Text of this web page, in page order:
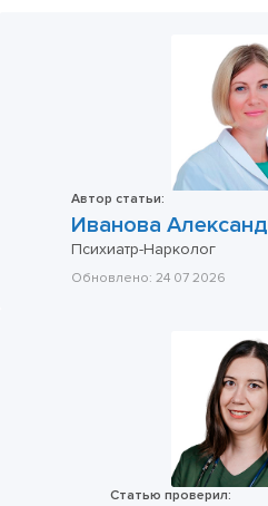
Автор статьи:
Иванова
Психиатр-Нарколог
Обновлено: 24 07 2026
Статью проверил: